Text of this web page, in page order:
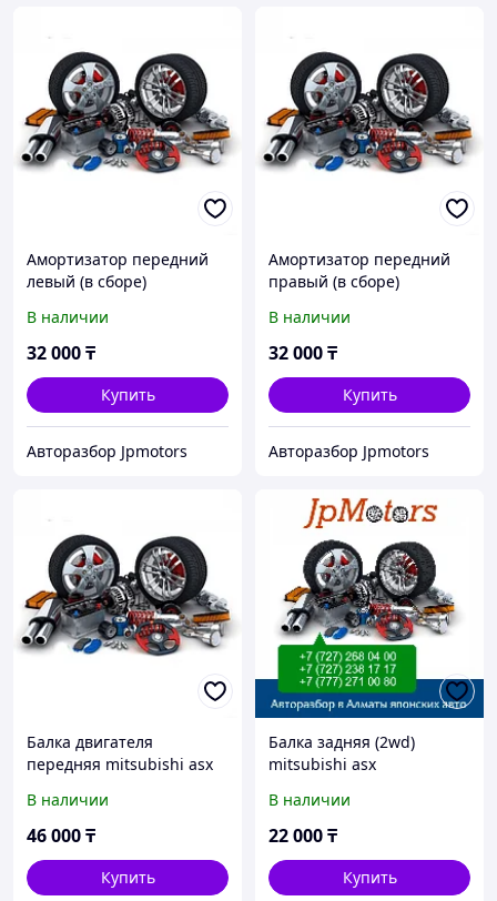
Амортизатор передний
левый (в сборе)
В наличии
32 000₸
Купить
Авторазбор Jpmotors
Амортизатор передний
правый (в сборе)
В наличии
32 000₸
Купить
Авторазбор Jpmotors
Балка двигателя
передняя mitsubishi asx
В наличии
46 000₸
Купить
Балка задняя (2wd)
mitsubishi asx
В наличии
22 000₸
Купить